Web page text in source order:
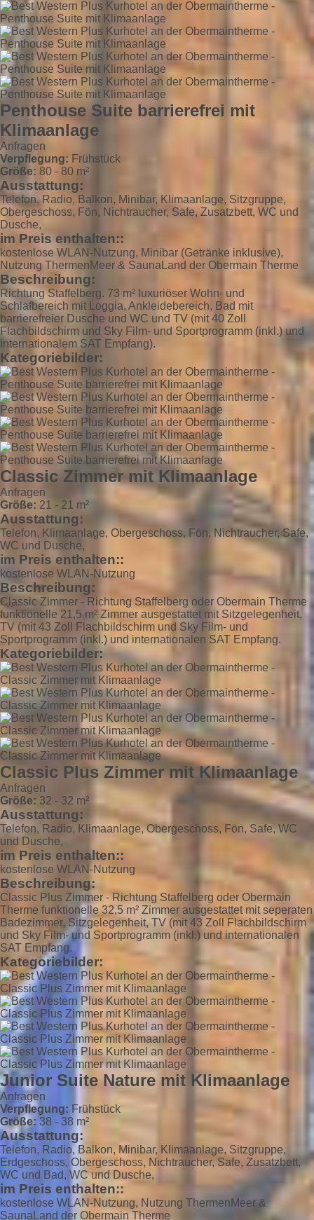
Penthouse Suite barrierefrei mit
Klimaanlage
Anfragen
Verpflegung: Frühstück
Größe: 80 - 80 m²
Ausstattung:
Telefon, Radio, Balkon, Minibar, Klimaanlage, Sitzgruppe,
Obergeschoss, Fön, Nichtraucher, Safe, Zusatzbett, WC und
Dusche,
im Preis enthalten::
kostenlose WLAN-Nutzung, Minibar (Getränke inklusive),
Nutzung ThermenMeer & SaunaLand der Obermain Therme
Beschreibung:
Richtung Staffelberg. 73 m² luxuriöser Wohn- und
Schlafbereich mit Loggia, Ankleidebereich, Bad mit
barrierefreier Dusche und WC und TV (mit 40 Zoll
Flachbildschirm und Sky Film- und Sportprogramm (inkl.) und
internationalem SAT Empfang).
Kategoriebilder:
Classic Zimmer mit Klimaanlage
Anfragen
Größe: 21 - 21 m²
Ausstattung:
Telefon, Klimaanlage, Obergeschoss, Fön, Nichtraucher, Safe,
WC und Dusche,
im Preis enthalten::
kostenlose WLAN-Nutzung
Beschreibung:
Classic Zimmer - Richtung Staffelberg oder Obermain Therme
funktionelle 21,5 m² Zimmer ausgestattet mit Sitzgelegenheit,
TV (mit 43 Zoll Flachbildschirm und Sky Film- und
Sportprogramm (inkl.) und internationalen SAT Empfang.
Kategoriebilder:
Classic Plus Zimmer mit Klimaanlage
Anfragen
Größe: 32 - 32 m²
Ausstattung:
Telefon, Radio, Klimaanlage, Obergeschoss, Fön, Safe, WC
und Dusche,
im Preis enthalten::
kostenlose WLAN-Nutzung
Beschreibung:
Classic Plus Zimmer - Richtung Staffelberg oder Obermain
Therme funktionelle 32,5 m² Zimmer ausgestattet mit seperaten
Badezimmer, Sitzgelegenheit, TV (mit 43 Zoll Flachbildschirm
und Sky Film- und Sportprogramm (inkl.) und internationalen
SAT Empfang.
Kategoriebilder:
Junior Suite Nature mit Klimaanlage
Anfragen
Verpflegung: Frühstück
Größe: 38 - 38 m²
Ausstattung:
Telefon, Radio, Balkon, Minibar, Klimaanlage, Sitzgruppe,
Erdgeschoss, Obergeschoss, Nichtraucher, Safe, Zusatzbett,
WC und Bad, WC und Dusche,
im Preis enthalten::
kostenlose WLAN-Nutzung, Nutzung ThermenMeer &
SaunaLand der Obermain Therme